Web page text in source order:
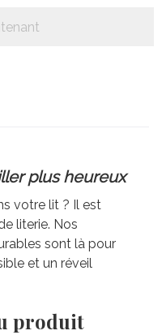
plus heureux
votre lit ? Il est
literie. Nos
sont là pour
et un réveil
produit